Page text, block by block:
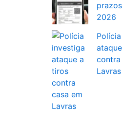
2026
contra
Lavras